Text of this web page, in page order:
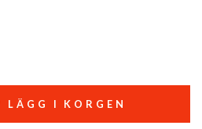
LÄGG I KORGEN